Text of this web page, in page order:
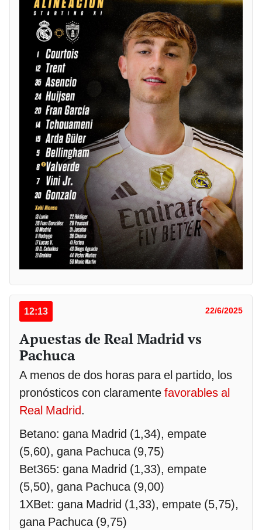
12:13 22/6/2025
Apuestas de Real Madrid vs
Pachuca
A menos de dos horas para el partido, los
pronósticos con claramente favorables al
Real Madrid.
Betano: gana Madrid (1,34), empate
(5,60), gana Pachuca (9,75)
Bet365: gana Madrid (1,33), empate
(5,50), gana Pachuca (9,00)
1XBet: gana Madrid (1,33), empate (5,75),
gana Pachuca (9,75)